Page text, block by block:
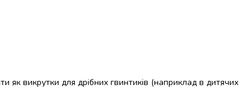
як викрутки для дрібних гвинтиків (наприклад в дитячих